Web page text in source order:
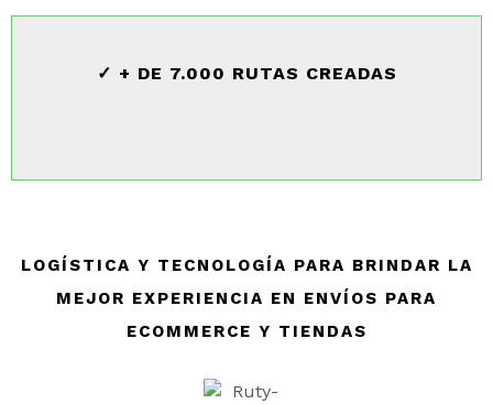
✓ + DE 7.000 RUTAS CREADAS
LOGÍSTICA Y TECNOLOGÍA PARA BRINDAR LA
MEJOR EXPERIENCIA EN ENVÍOS PARA
ECOMMERCE Y TIENDAS